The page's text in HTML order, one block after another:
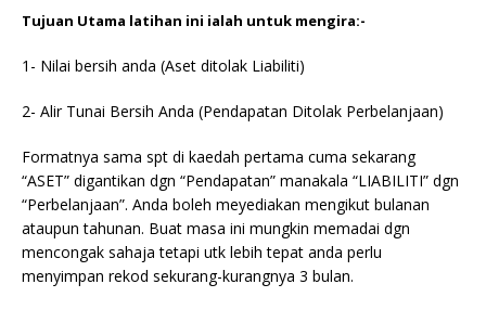
Tujuan Utama latihan ini ialah untuk mengira:-
1- Nilai bersih anda (Aset ditolak Liabiliti)
2- Alir Tunai Bersih Anda (Pendapatan Ditolak Perbelanjaan)
Formatnya sama spt di kaedah pertama cuma sekarang
“ASET” digantikan dgn “Pendapatan” manakala “LIABILITI” dgn
“Perbelanjaan”. Anda boleh meyediakan mengikut bulanan
ataupun tahunan. Buat masa ini mungkin memadai dgn
mencongak sahaja tetapi utk lebih tepat anda perlu
menyimpan rekod sekurang-kurangnya 3 bulan.